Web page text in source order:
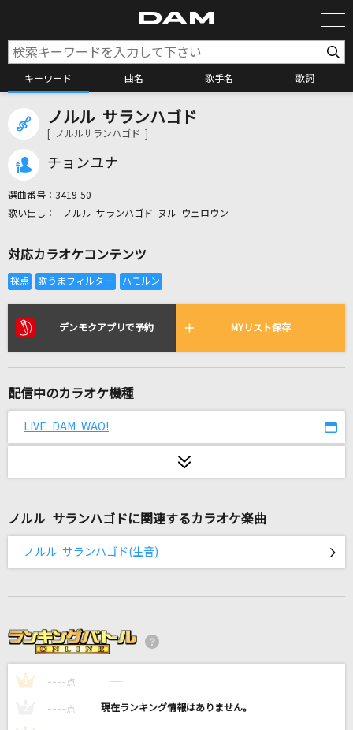
キーワード 曲名 歌手名 歌詞
カラオケ検索
全国りれき
リアルタイムで歌われている曲の一覧
[生音]狙いうち
ファティマ
大きな古時計
平井堅
Subtitle
[生音]カブトムシ
aiko
ノルル サランハゴド
[ ノルルサランハゴド ]
チョンユナ
選曲番号： 3419-50
ノルル サランハゴド ヌル ウェロウン
対応カラオケコンテンツ
デンモクアプリで予約 MYリスト保存
配信中のカラオケ機種
LIVE DAM WAO!
ノルル サランハゴドに関連するカラオケ楽曲
ノルル サランハゴド(生音)
1 ---- 点 ----
---- 点 ----